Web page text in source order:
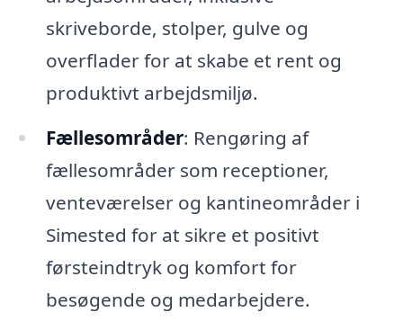
skriveborde, stolper, gulve og
overflader for at skabe et rent og
produktivt arbejdsmiljø.
Fællesområder: Rengøring af
fællesområder som receptioner,
venteværelser og kantineområder i
Simested for at sikre et positivt
førsteindtryk og komfort for
besøgende og medarbejdere.